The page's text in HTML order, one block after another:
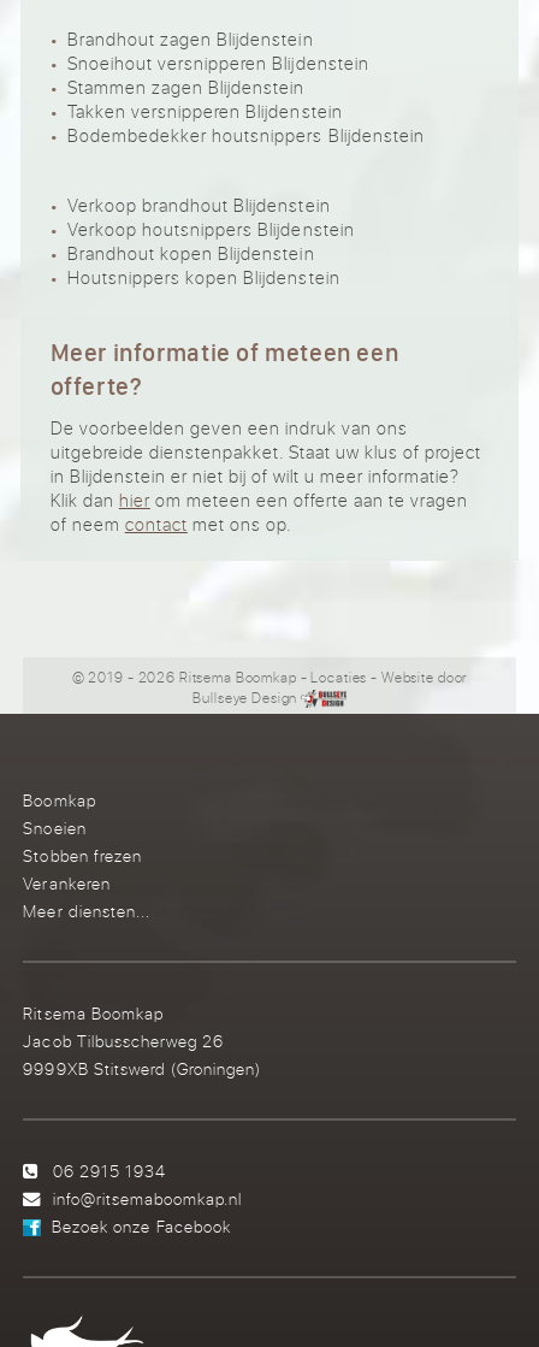
Brandhout zagen Blijdenstein
Snoeihout versnipperen Blijdenstein
Stammen zagen Blijdenstein
Takken versnipperen Blijdenstein
Bodembedekker houtsnippers Blijdenstein
Verkoop brandhout Blijdenstein
Verkoop houtsnippers Blijdenstein
Brandhout kopen Blijdenstein
Houtsnippers kopen Blijdenstein
Meer informatie of meteen een
offerte?
De voorbeelden geven een indruk van ons
uitgebreide dienstenpakket. Staat uw klus of project
in Blijdenstein er niet bij of wilt u meer informatie?
Klik dan hierom meteen een offerte aan te vragen
of neem contact met ons op.
© 2019 - 2026 Ritsema Boomkap -Locaties - Website door
Bullseye Design
Boomkap
Snoeien
Stobben frezen
Verankeren
Meer diensten...
Ritsema Boomkap
Jacob Tilbusscherweg 26
9999XB Stitswerd (Groningen)
06 2915 1934
info@ritsemaboomkap.nl
Bezoek onze Facebook